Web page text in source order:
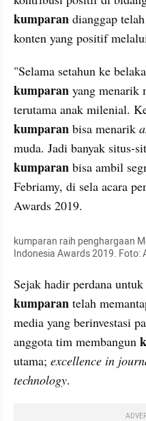
kumparan dianggap
konten yang positif
kumparan yang menarik
kumparan bisa menarik
kumparan bisa ambil
Febriamy, di sela acara
Awards 2019.
kumparan raih penghargaan
Indonesia Awards 2019.
kumparan telah
media yang berinvestasi
anggota tim membangun
utama; excellence in
technology.